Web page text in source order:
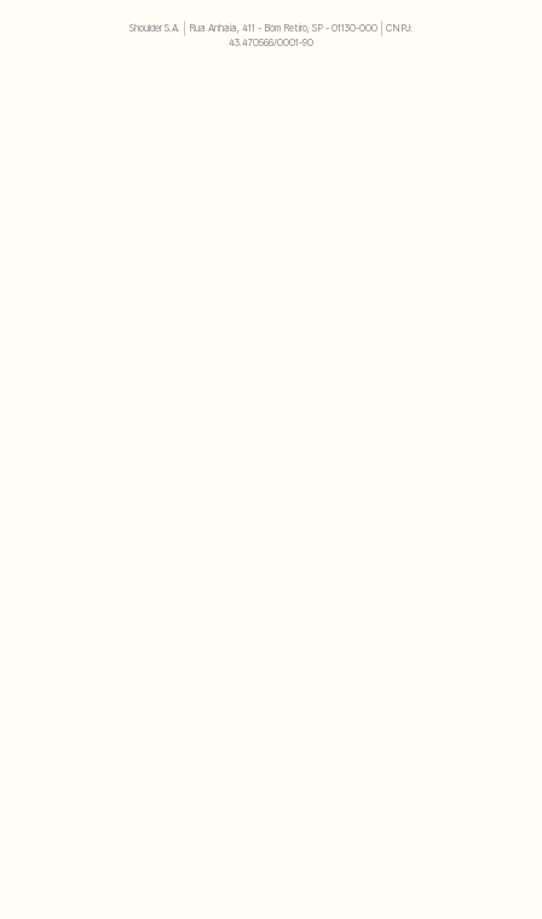
Shoulder S.A. | Rua Anhaia, 411 - Bom Retiro, SP - 01130-000 | CNPJ:
43.470566/0001-90